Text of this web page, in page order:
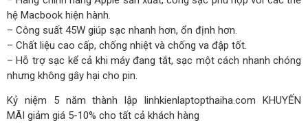
hệ Macbook hiện hành.
– Công suất 45W giúp sạc nhanh hơn, ổn định hơn.
– Chất liệu cao cấp, chống nhiệt và chống va đập tốt.
– Hỗ trợ sạc kể cả khi máy đang tắt, sạc một cách nhanh chóng
nhưng không gây hại cho pin.
Kỷ niệm 5 năm thành lập linhkienlaptopthaiha.com KHUYẾN
MÃI giảm giá 5-10% cho tất cả khách hàng